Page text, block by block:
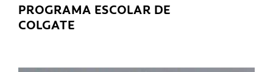
PROGRAMA ESCOLAR DE
COLGATE